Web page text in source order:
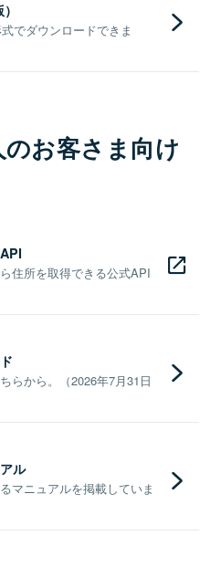
でダウンロードできま
お客さま向け
住所を取得できる公式API
らから。（2026年7月31日
ル
マニュアルを掲載していま